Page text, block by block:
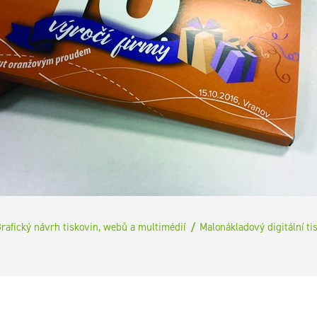
návrh tiskovin, webů a multimédií Malonákladový digitální